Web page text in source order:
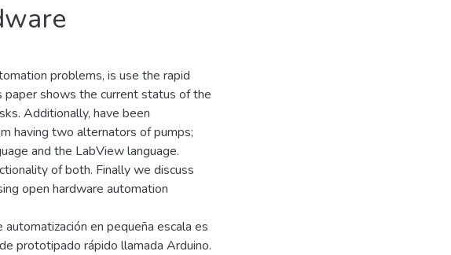
problems, is use the rapid
shows the current status of the
Additionally, have been
having two alternators of pumps;
and the LabView language.
of both. Finally we discuss
open hardware automation
en pequeña escala es
prototipado rápido llamada Arduino.